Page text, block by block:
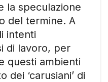
la speculazione
del termine. A
intenti
di lavoro, per
questi ambienti
dei ‘carusiani’ di